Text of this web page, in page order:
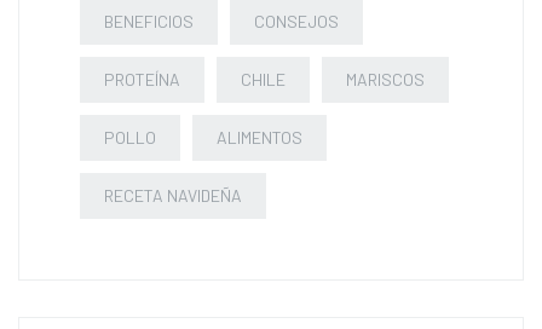
BENEFICIOS CONSEJOS
PROTEÍNA CHILE MARISCOS
POLLO ALIMENTOS
RECETA NAVIDEÑA